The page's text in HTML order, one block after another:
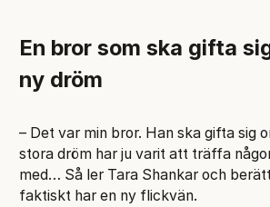
En bror som ska gifta
ny dröm
– Det var min bror. Han ska gifta sig
stora dröm har ju varit att träffa
med… Så ler Tara Shankar och
faktiskt har en ny flickvän.